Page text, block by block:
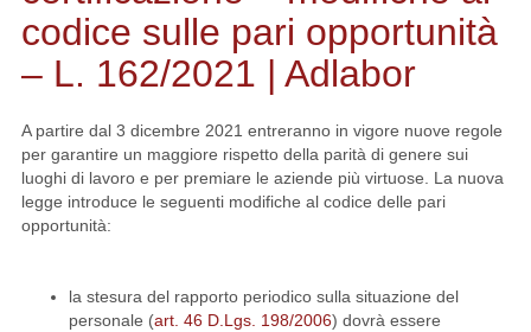
codice sulle pari opportunità
– L. 162/2021 | Adlabor
A partire dal 3 dicembre 2021 entreranno in vigore nuove regole
per garantire un maggiore rispetto della parità di genere sui
luoghi di lavoro e per premiare le aziende più virtuose. La nuova
legge introduce le seguenti modifiche al codice delle pari
opportunità:
la stesura del rapporto periodico sulla situazione del
personale (art. 46 D.Lgs. 198/2006) dovrà essere